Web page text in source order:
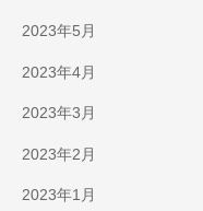
2023年5月
2023年4月
2023年3月
2023年2月
2023年1月